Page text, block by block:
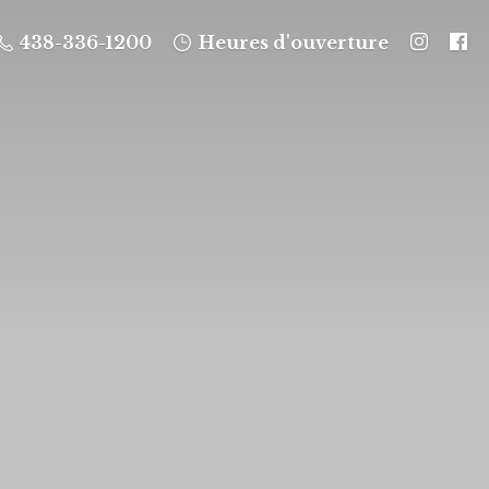
438-336-1200 Heures d'ouverture